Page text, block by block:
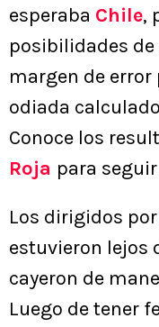
esperaba Chile,
posibilidades
margen de error
odiada
Conoce los
Roja para
Los dirigidos por
estuvieron lejos
cayeron de
Luego de tener